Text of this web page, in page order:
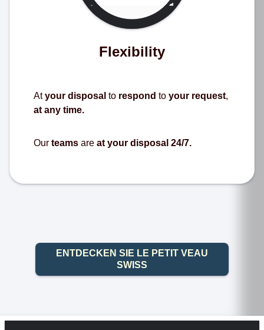
Flexibility
Atyour disposal to respond to your request,
at any time.
Our teams are at your disposal 24/7.
ENTDECKEN SIE LE PETIT VEAU
SWISS